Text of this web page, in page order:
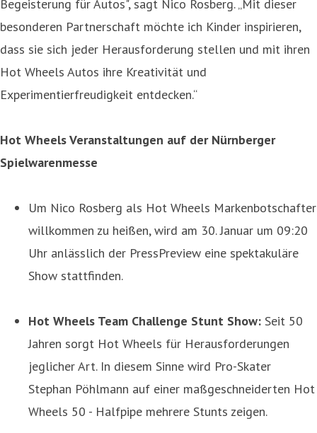
Begeisterung für Autos", sagt Nico Rosberg. „Mit dieser
besonderen Partnerschaft möchte ich Kinder inspirieren,
dass sie sich jeder Herausforderung stellen und mit ihren
Hot Wheels Autos ihre Kreativität und
Experimentierfreudigkeit entdecken.“
Hot Wheels Veranstaltungen auf der Nürnberger
Spielwarenmesse
Um Nico Rosberg als Hot Wheels Markenbotschafter
willkommen zu heißen, wird am 30. Januar um 09:20
Uhr anlässlich der PressPreview eine spektakuläre
Show stattfinden.
Hot Wheels Team Challenge Stunt Show: Seit 50
Jahren sorgt Hot Wheels für Herausforderungen
jeglicher Art. In diesem Sinne wird Pro-Skater
Stephan Pöhlmann auf einer maßgeschneiderten Hot
Wheels 50 - Halfpipe mehrere Stunts zeigen.